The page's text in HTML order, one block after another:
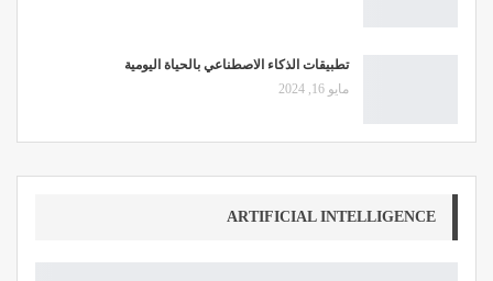
تطبيقات الذكاء الاصطناعي بالحياة اليومية
مايو 16, 2024
ARTIFICIAL INTELLIGENCE